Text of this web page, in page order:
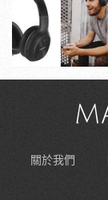
關於我們